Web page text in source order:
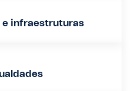
e infraestruturas